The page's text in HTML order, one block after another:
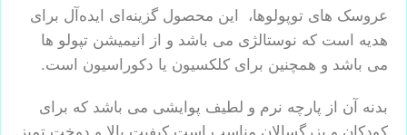
عروسک های توپولوها، این محصول گزینه‌ای ایده‌آل برای
هدیه است که نوستالژی می باشد و از انیمیشن تپولو ها
می باشد و همچنین برای کلکسیون یا دکوراسیون است.
بدنه آن از پارچه نرم و لطیف پوایشی می باشد که برای